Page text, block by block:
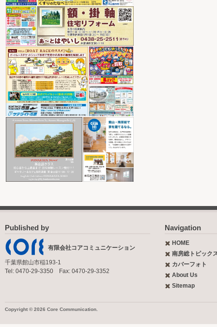
Published by
有限会社コアコミュニケーション
千葉県館山市稲193-1
Tel: 0470-29-3350 Fax: 0470-29-3352
Navigation
HOME
南房総トピック
カバーフォト
About Us
Sitemap
Copyright © 2026 Core Communication.